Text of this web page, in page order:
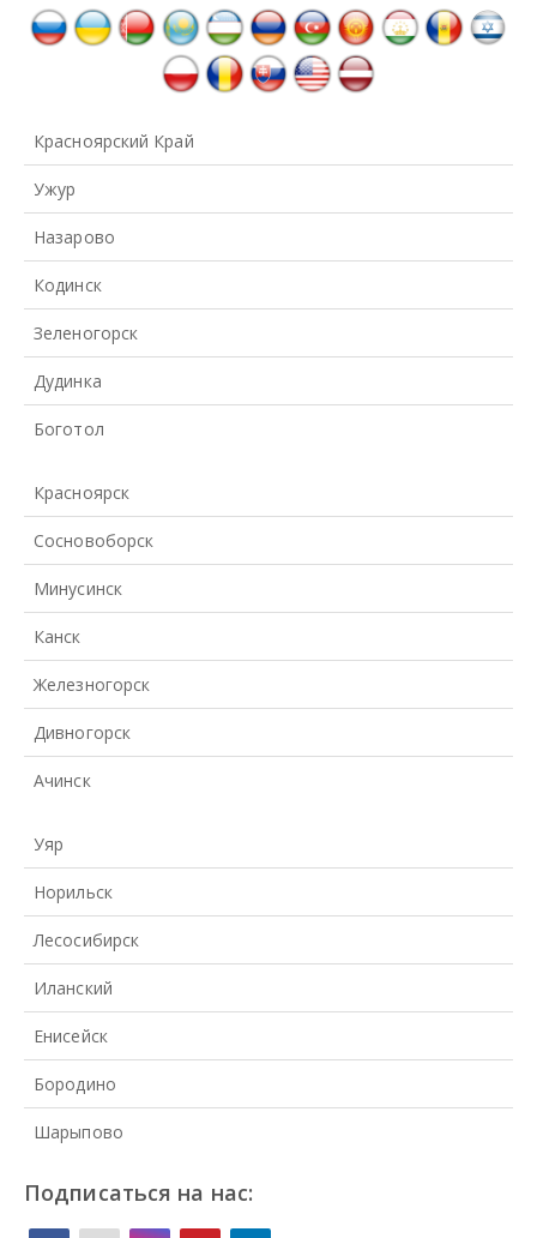
Красноярский Край
Ужур
Назарово
Кодинск
Зеленогорск
Дудинка
Боготол
Красноярск
Сосновоборск
Минусинск
Канск
Железногорск
Дивногорск
Ачинск
Уяр
Норильск
Лесосибирск
Иланский
Енисейск
Бородино
Шарыпово
Подписаться на нас: